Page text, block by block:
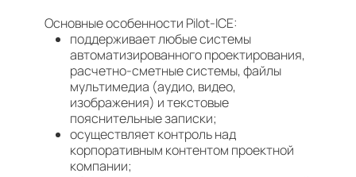
Основные особенности Pilot-ICE:
поддерживает любые системы
автоматизированного проектирования,
расчетно-сметные системы, файлы
мультимедиа (аудио, видео,
изображения) и текстовые
пояснительные записки;
осуществляет контроль над
корпоративным контентом проектной
компании;